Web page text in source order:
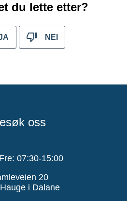
du lette etter?
NEI
oss
07:30-15:00
20
i Dalane